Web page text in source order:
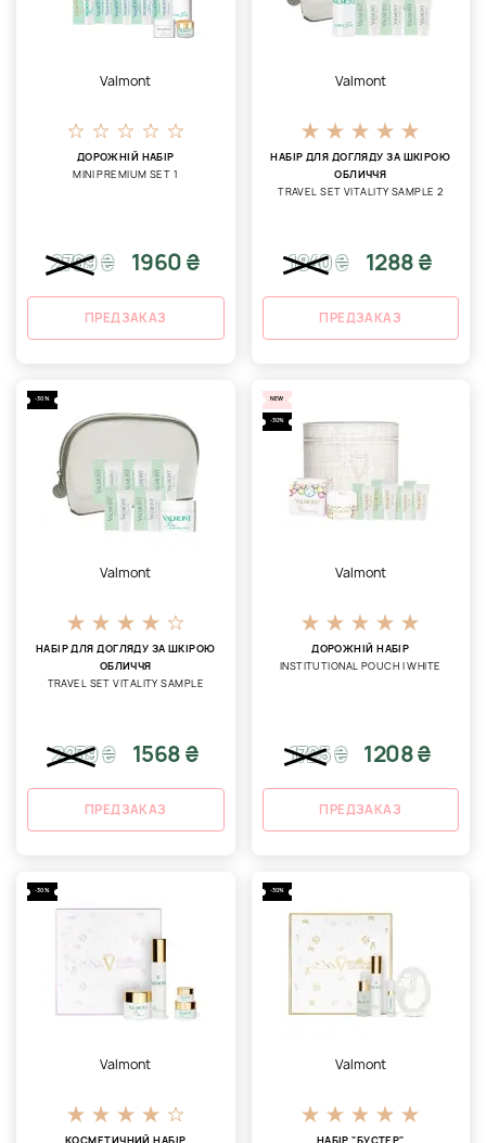
Valmont
ДОРОЖНІЙ НАБІР
MINI PREMIUM SET 1
2799₴ 1960 ₴
ПРЕДЗАКАЗ
Valmont
НАБІР ДЛЯ ДОГЛЯДУ ЗА ШКІРОЮ
ОБЛИЧЧЯ
TRAVEL SET VITALITY SAMPLE 2
1840₴ 1288 ₴
ПРЕДЗАКАЗ
-30%
Valmont
НАБІР ДЛЯ ДОГЛЯДУ ЗА ШКІРОЮ
ОБЛИЧЧЯ
TRAVEL SET VITALITY SAMPLE
2239₴ 1568 ₴
ПРЕДЗАКАЗ
NEW
-30%
Valmont
ДОРОЖНІЙ НАБІР
INSTITUTIONAL POUCH I WHITE
1725₴ 1208 ₴
ПРЕДЗАКАЗ
-30%
Valmont
-30%
Valmont